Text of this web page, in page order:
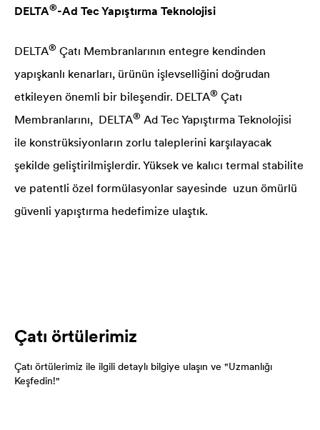
DELTA®-Ad Tec Yapıştırma Teknolojisi
DELTA® Çatı Membranlarının entegre kendinden
yapışkanlı kenarları, ürünün işlevselliğini doğrudan
etkileyen önemli bir bileşendir. DELTA® Çatı
Membranlarını, DELTA® Ad Tec Yapıştırma Teknolojisi
ile konstrüksiyonların zorlu taleplerini karşılayacak
şekilde geliştirilmişlerdir. Yüksek ve kalıcı termal stabilite
ve patentli özel formülasyonlar sayesinde uzun ömürlü
güvenli yapıştırma hedefimize ulaştık.
Çatı örtülerimiz
Çatı örtülerimiz ile ilgili detaylı bilgiye ulaşın ve "Uzmanlığı
Keşfedin!"